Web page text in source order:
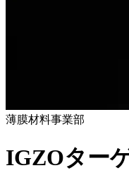
薄膜材料事業部
IGZOター